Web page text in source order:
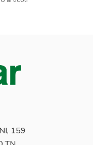
159